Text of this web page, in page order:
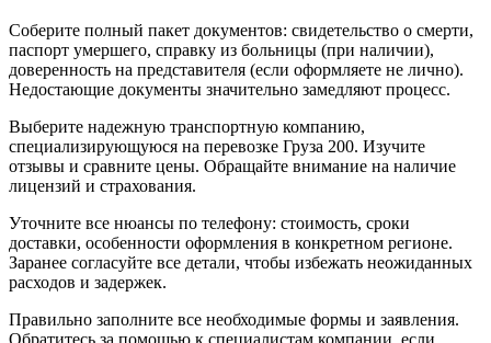
Соберите полный пакет документов: свидетельство о смерти,
паспорт умершего, справку из больницы (при наличии),
доверенность на представителя (если оформляете не лично).
Недостающие документы значительно замедляют процесс.
Выберите надежную транспортную компанию,
специализирующуюся на перевозке Груза 200. Изучите
отзывы и сравните цены. Обращайте внимание на наличие
лицензий и страхования.
Уточните все нюансы по телефону: стоимость, сроки
доставки, особенности оформления в конкретном регионе.
Заранее согласуйте все детали, чтобы избежать неожиданных
расходов и задержек.
Правильно заполните все необходимые формы и заявления.
Обратитесь за помощью к специалистам компании, если